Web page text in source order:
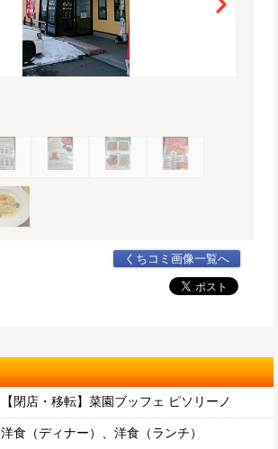
くちコミ画像一覧へ
【閉店・移転】菜園ブッフェ ピソリーノ
洋食（ディナー）、洋食（ランチ）